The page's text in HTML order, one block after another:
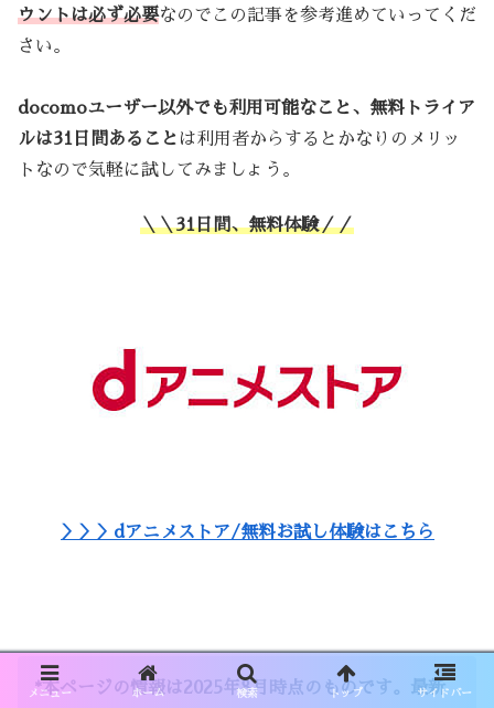
ウントは必ず必要なのでこの記事を参考進めていってくだ
さい。
docomoユーザー以外でも利用可能なこと、無料トライア
ルは31日間あること は利用者からするとかなりのメリッ
トなので気軽に試してみましょう。
＼＼31日間、無料体験／／
＞＞＞dアニメストア/無料お試し体験はこちら
*本ページの情報は2025年8月時点のものです。最新
メニュー ホーム 検索 トップ サイドバー